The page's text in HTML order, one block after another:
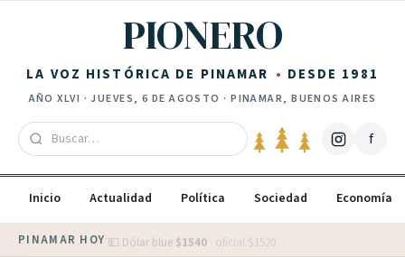
PIONERO
LA VOZ HISTÓRICA DE PINAMAR DESDE 1981
AÑOXLVI ·JUEVES, 6 DE AGOSTO · PINAMAR, BUENOS AIRES
f
Inicio Actualidad Política Sociedad Economía
PINAMAR HOY·💵 Dólar blue $1540 · oficial $ 1520